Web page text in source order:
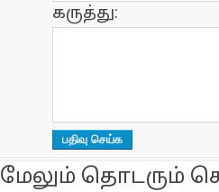
கருத்து:
மேலும் தொடரும்